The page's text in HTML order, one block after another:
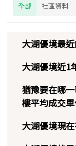
全部 社區資料
大湖優境最
大湖優境近1
猶豫要在哪
樓平均成交
大湖優境現